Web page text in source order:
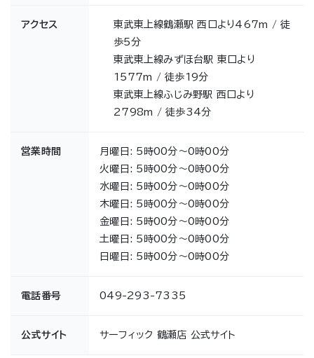
アクセス
東武東上線鶴瀬駅 西口より467m / 徒
歩5分
東武東上線みずほ台駅 東口より
1577m / 徒歩19分
東武東上線ふじみ野駅 西口より
2798m / 徒歩34分
営業時間
月曜日: 5時00分～0時00分
火曜日: 5時00分～0時00分
水曜日: 5時00分～0時00分
木曜日: 5時00分～0時00分
金曜日: 5時00分～0時00分
土曜日: 5時00分～0時00分
日曜日: 5時00分～0時00分
電話番号 049-293-7335
公式サイト サーフィック 鶴瀬店 公式サイト